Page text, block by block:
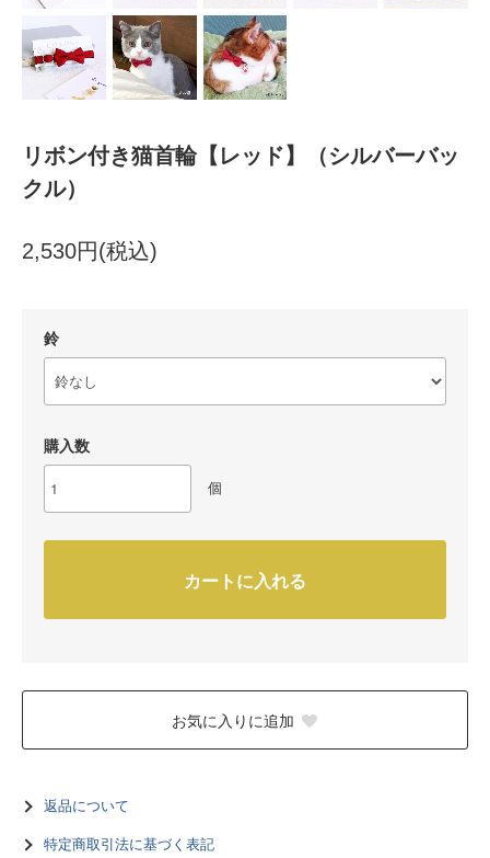
リボン付き猫首輪【レッド】（シルバーバッ
クル）
2,530円(税込)
鈴
購入数
個
カートに入れる
お気に入りに追加
返品について
特定商取引法に基づく表記